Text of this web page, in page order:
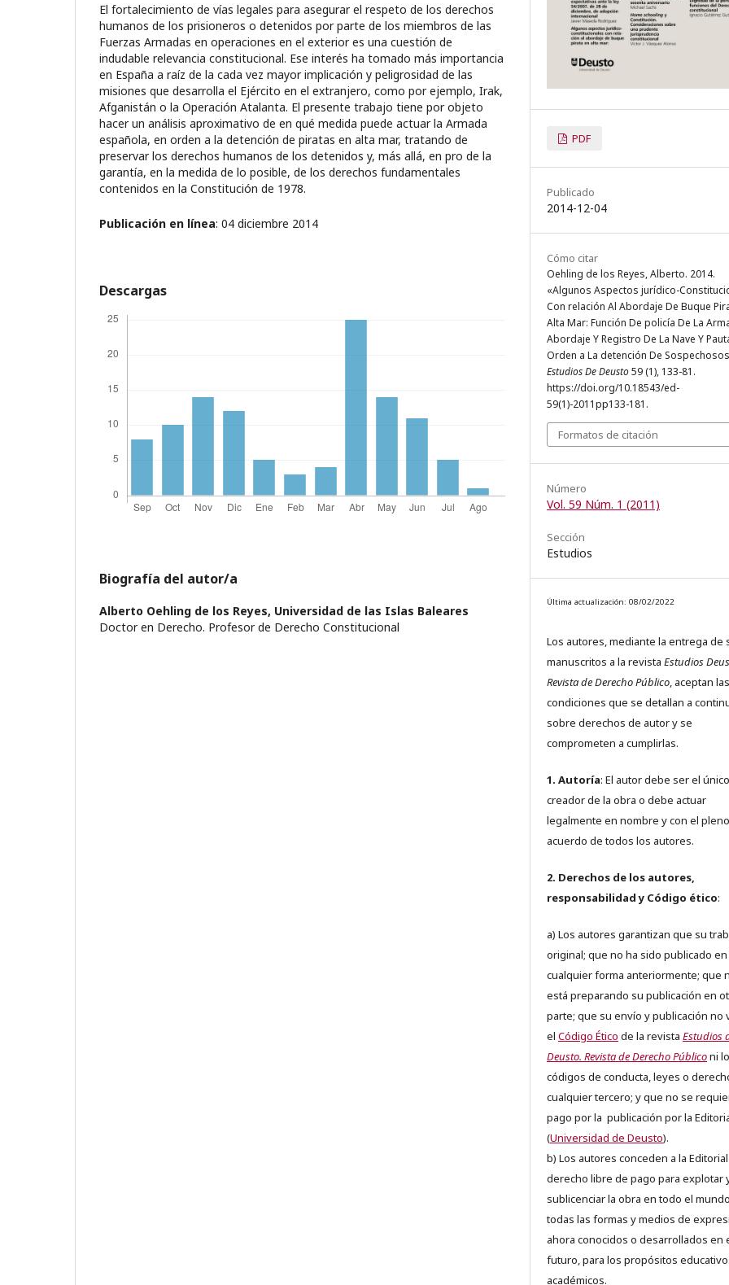
El fortalecimiento de vías legales para asegurar el respeto de los derechos
humanos de los prisioneros o detenidos por parte de los miembros de las
Fuerzas Armadas en operaciones en el exterior es una cuestión de
indudable relevancia constitucional. Ese interés ha tomado más importancia
en España a raíz de la cada vez mayor implicación y peligrosidad de las
misiones que desarrolla el Ejército en el extranjero, como por ejemplo, Irak,
Afganistán o la Operación Atalanta. El presente trabajo tiene por objeto
hacer un análisis aproximativo de en qué medida puede actuar la Armada
española, en orden a la detención de piratas en alta mar, tratando de
preservar los derechos humanos de los detenidos y, más allá, en pro de la
garantía, en la medida de lo posible, de los derechos fundamentales
contenidos en la Constitución de 1978.
Publicación en línea: 04 diciembre 2014
Descargas
Biografía del autor/a
Alberto Oehling de los Reyes, Universidad de las Islas Baleares
Doctor en Derecho. Profesor de Derecho Constitucional
PDF
Publicado
2014-12-04
Cómo citar
Oehling de los Reyes, Alberto. 2014.
«Algunos Aspectos jurídico-
Con relación Al Abordaje De Buque
Alta Mar: Función De policía De La
Abordaje Y Registro De La Nave Y
Orden a La detención De
Estudios De Deusto59 (1), 133-81.
https://doi.org/10.18543/ed-
59(1)-2011pp133-181.
Formatos de citación
Número
Vol. 59 Núm. 1 (2011)
Sección
Estudios
Última actualización: 08/02/2022
Los autores, mediante la entrega de
manuscritos a la revista Estudios
Revista de Derecho Público, aceptan las
condiciones que se detallan a
sobre derechos de autor y se
comprometen a cumplirlas.
1. Autoría: El autor debe ser el único
creador de la obra o debe actuar
legalmente en nombre y con el pleno
acuerdo de todos los autores.
2. Derechos de los autores,
responsabilidad y Código ético:
a) Los autores garantizan que su
original; que no ha sido publicado en
cualquier forma anteriormente; que
está preparando su publicación en
parte; que su envío y publicación no
el Código Ético de la revista Estudios
Deusto. Revista de Derecho Públiconi
códigos de conducta, leyes o
cualquier tercero; y que no se
pago por la publicación por la
(Universidad de Deusto).
b) Los autores conceden a la
derecho libre de pago para explotar
sublicenciar la obra en todo el
todas las formas y medios de
ahora conocidos o desarrollados en
futuro, para los propósitos
académicos.